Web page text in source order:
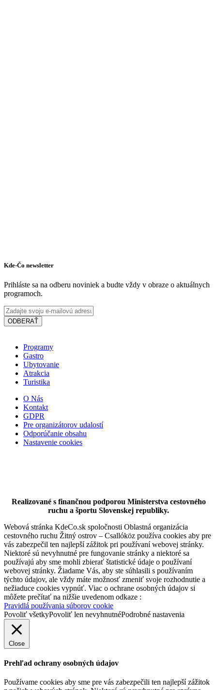
Slovakia Ring
Kde-Čo newsletter
Prihláste sa na odberu noviniek a budte vždy v obraze o aktuálnych
programoch.
ODBERAŤ
Programy
Gastro
Ubytovanie
Atrakcia
Turistika
O Nás
Kontakt
GDPR
Pre organizátorov udalostí
Odporúčanie obsahu
Nastavenie cookies
Realizované s finančnou podporou Ministerstva cestovného
ruchu a športu Slovenskej republiky.
Webová stránka KdeCo.sk spoločnosti Oblastná organizácia
cestovného ruchu Žitný ostrov – Csallóköz používa cookies aby pre
vás zabezpečil ten najlepší zážitok pri používaní webovej stránky.
Niektoré sú nevyhnutné pre fungovanie stránky a niektoré sa
používajú aby sme mohli zbierať štatistické údaje o používaní
webovej stránky. Žiadame Vás, aby ste súhlasili s používaním
týchto údajov, ale vždy máte možnosť zmeniť svoje rozhodnutie a
nežiaduce cookies vypnúť. Viac o ochrane osobných údajov si
môžete prečítať na nižšie uvedenom odkaze :
Pravidlá používania súborov cookie
Povoliť všetkyPovoliť len nevyhnutnéPodrobné nastavenia
Close
Prehľad ochrany osobných údajov
Používame cookies aby sme pre vás zabezpečili ten najlepší zážitok